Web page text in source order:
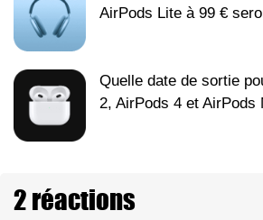
AirPods Lite à 99 €
Quelle date de sortie
2, AirPods 4 et AirPods
2 réactions